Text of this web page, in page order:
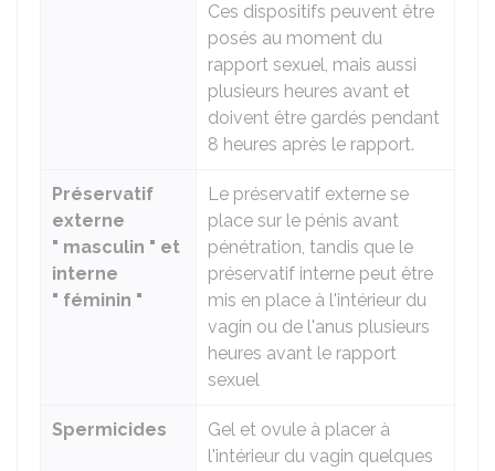
Ces dispositifs peuvent être
posés au moment du
rapport sexuel, mais aussi
plusieurs heures avant et
doivent être gardés pendant
8 heures après le rapport.
Préservatif
externe
" masculin " et
interne
" féminin "
Le préservatif externe se
place sur le pénis avant
pénétration, tandis que le
préservatif interne peut être
mis en place à l'intérieur du
vagin ou de l'anus plusieurs
heures avant le rapport
sexuel
Spermicides
Gel et ovule à placer à
l'intérieur du vagin quelques